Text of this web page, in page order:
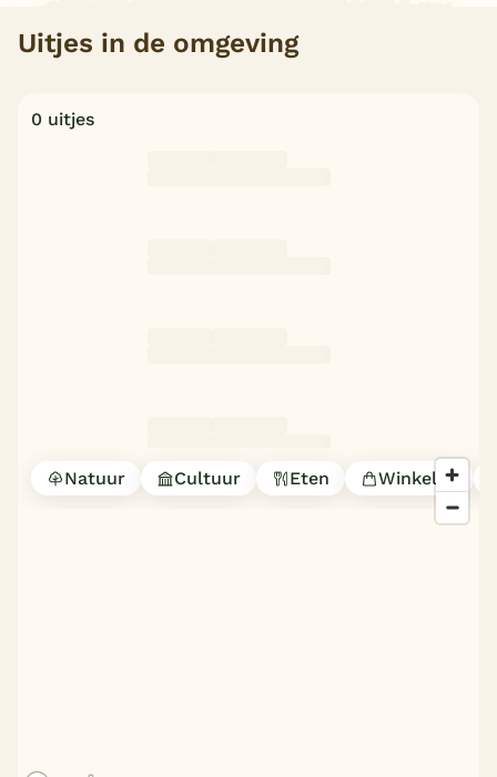
Uitjes in de omgeving
0 uitjes
Natuur Cultuur Eten Winkelen